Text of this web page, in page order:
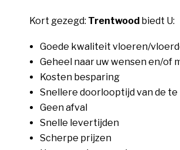
Kort gezegd: Trentwood biedt U:
Goede kwaliteit vloeren/
Geheel naar uw wensen en/of
Kosten besparing
Snellere doorlooptijd van de
Geen afval
Snelle levertijden
Scherpe prijzen